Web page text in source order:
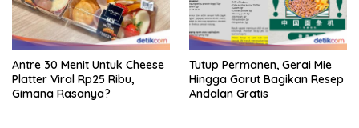
Antre 30 Menit Untuk Cheese
Platter Viral Rp25 Ribu,
Gimana Rasanya?
Tutup Permanen, Gerai Mie
Hingga Garut Bagikan Resep
Andalan Gratis